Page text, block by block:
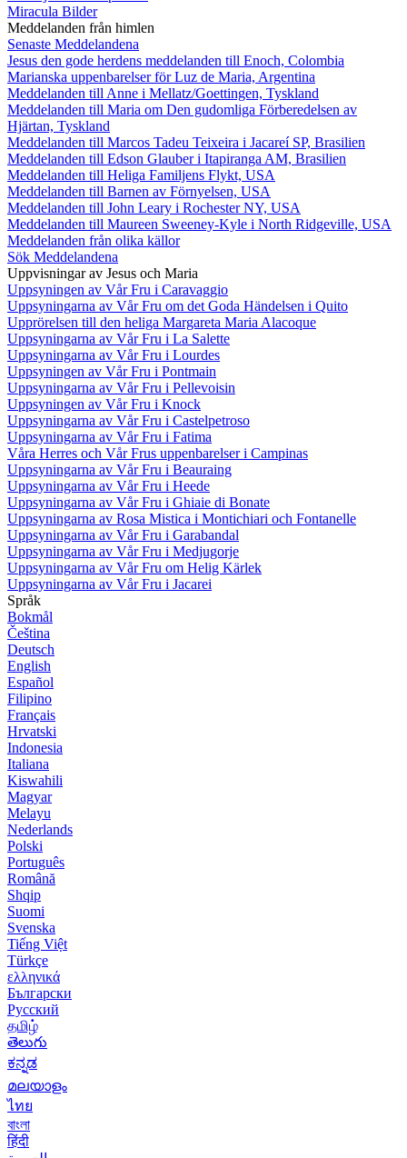
Miracula Bilder
Meddelanden från himlen
Senaste Meddelandena
Jesus den gode herdens meddelanden till Enoch, Colombia
Marianska uppenbarelser för Luz de Maria, Argentina
Meddelanden till Anne i Mellatz/Goettingen, Tyskland
Meddelanden till Maria om Den gudomliga Förberedelsen av
Hjärtan, Tyskland
Meddelanden till Marcos Tadeu Teixeira i Jacareí SP, Brasilien
Meddelanden till Edson Glauber i Itapiranga AM, Brasilien
Meddelanden till Heliga Familjens Flykt, USA
Meddelanden till Barnen av Förnyelsen, USA
Meddelanden till John Leary i Rochester NY, USA
Meddelanden till Maureen Sweeney-Kyle i North Ridgeville, USA
Meddelanden från olika källor
Sök Meddelandena
Uppvisningar av Jesus och Maria
Uppsyningen av Vår Fru i Caravaggio
Uppsyningarna av Vår Fru om det Goda Händelsen i Quito
Upprörelsen till den heliga Margareta Maria Alacoque
Uppsyningarna av Vår Fru i La Salette
Uppsyningarna av Vår Fru i Lourdes
Uppsyningen av Vår Fru i Pontmain
Uppsyningarna av Vår Fru i Pellevoisin
Uppsyningen av Vår Fru i Knock
Uppsyningarna av Vår Fru i Castelpetroso
Uppsyningarna av Vår Fru i Fatima
Våra Herres och Vår Frus uppenbarelser i Campinas
Uppsyningarna av Vår Fru i Beauraing
Uppsyningarna av Vår Fru i Heede
Uppsyningarna av Vår Fru i Ghiaie di Bonate
Uppsyningarna av Rosa Mistica i Montichiari och Fontanelle
Uppsyningarna av Vår Fru i Garabandal
Uppsyningarna av Vår Fru i Medjugorje
Uppsyningarna av Vår Fru om Helig Kärlek
Uppsyningarna av Vår Fru i Jacarei
Språk
Bokmål
Čeština
Deutsch
English
Español
Filipino
Français
Hrvatski
Indonesia
Italiana
Kiswahili
Magyar
Melayu
Nederlands
Polski
Português
Română
Shqip
Suomi
Svenska
Tiếng Việt
Türkçe
ελληνικά
Български
Русский
தமிழ்
తెలుగు
ಕನ್ನಡ
മലയാളം
ไทย
বাংলা
हिंदी